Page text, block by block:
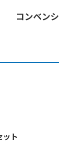
コンベン
ット